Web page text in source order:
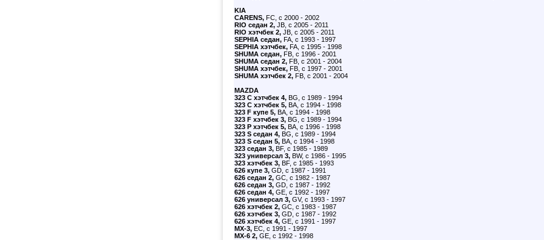
KIA
CARENS, FC, с 2000 - 2002
RIO седан 2, JB, с 2005 - 2011
RIO хэтчбек 2, JB, с 2005 - 2011
SEPHIA седан, FA, с 1993 - 1997
SEPHIA хэтчбек, FA, с 1995 - 1998
SHUMA седан, FB, с 1996 - 2001
SHUMA седан 2, FB, с 2001 - 2004
SHUMA хэтчбек, FB, с 1997 - 2001
SHUMA хэтчбек 2, FB, с 2001 - 2004
MAZDA
323 C хэтчбек 4, BG, с 1989 - 1994
323 C хэтчбек 5, BA, с 1994 - 1998
323 F купе 5, BA, с 1994 - 1998
323 F хэтчбек 3, BG, с 1989 - 1994
323 P хэтчбек 5, BA, с 1996 - 1998
323 S седан 4, BG, с 1989 - 1994
323 S седан 5, BA, с 1994 - 1998
323 седан 3, BF, с 1985 - 1989
323 универсал 3, BW, с 1986 - 1995
323 хэтчбек 3, BF, с 1985 - 1993
626 купе 3, GD, с 1987 - 1991
626 седан 2, GC, с 1982 - 1987
626 седан 3, GD, с 1987 - 1992
626 седан 4, GE, с 1992 - 1997
626 универсал 3, GV, с 1993 - 1997
626 хэтчбек 2, GC, с 1983 - 1987
626 хэтчбек 3, GD, с 1987 - 1992
626 хэтчбек 4, GE, с 1991 - 1997
MX-3, EC, с 1991 - 1997
MX-6 2, GE, с 1992 - 1998